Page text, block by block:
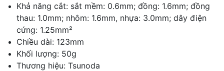
Khả năng cắt: sắt mềm: 0.6mm; đồng: 1.6mm; đồng
thau: 1.0mm; nhôm: 1.6mm, nhựa: 3.0mm; dây điện
cứng: 1.25mm²
Chiều dài: 123mm
Khối lượng: 50g
Thương hiệu: Tsunoda